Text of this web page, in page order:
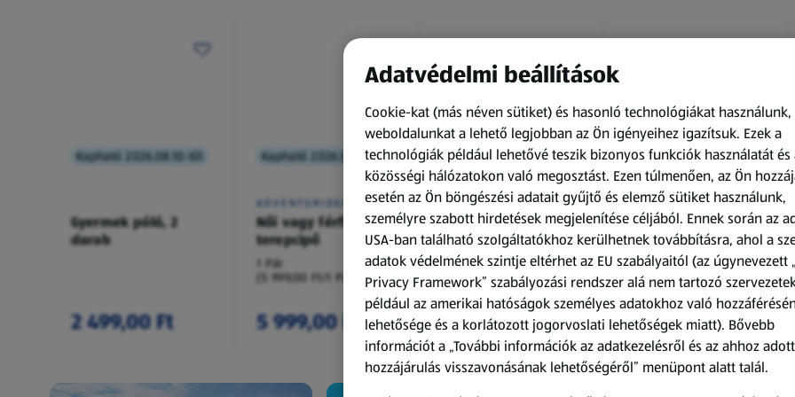
Kapható 2026.08.10-től
Gyermek póló, 2
darab
2 499,00 Ft
Kapható 2026.08.10-től
ADVENTURIDGE
Női vagy férfi
terepcipő
1 Pár
(5 999,00 Ft/1 Pár)
5 999,00 Ft
Kapható 2026.08.10-től
UP2FASHION MEN
Férfi pizsama
1 SOF
(1 999,00 Ft/1 SOF)
1 999,00 Ft
Kapható 2026.08.10-től
UP2FASHION WOMEN
Női kötött kardigán
1 darabonként
(2 799,00 Ft/1
darabonként)
2 799,00 Ft
Adatvédelmi beállítások
Cookie-kat (más néven sütiket) és hasonló technológiákat
weboldalunkat a lehető legjobban az Ön igényeihez igazítsuk. Ezek a
technológiák például lehetővé teszik bizonyos funkciók használatát és
közösségi hálózatokon való megosztást. Ezen túlmenően, az Ön
esetén az Ön böngészési adatait gyűjtő és elemző sütiket használunk,
személyre szabott hirdetések megjelenítése céljából. Ennek során az
USA-ban található szolgáltatókhoz kerülhetnek továbbításra, ahol a
adatok védelmének szintje eltérhet az EU szabályaitól (az úgynevezett
Privacy Framework” szabályozási rendszer alá nem tartozó
például az amerikai hatóságok személyes adatokhoz való
lehetősége és a korlátozott jogorvoslati lehetőségek miatt). Bővebb
információt a „További információk az adatkezelésről és az ahhoz adott
hozzájárulás visszavonásának lehetőségéről” menüpont alatt talál.